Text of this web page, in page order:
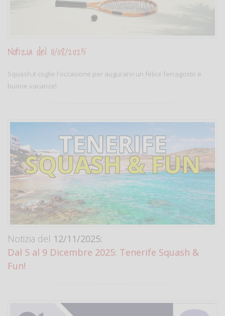
Notizia del 11/08/2025
Squash.it coglie l'occasione per augurarvi un felice ferragosto e
buone vacanze!
Notizia del 12/11/2025:
Dal 5 al 9 Dicembre 2025: Tenerife Squash &
Fun!